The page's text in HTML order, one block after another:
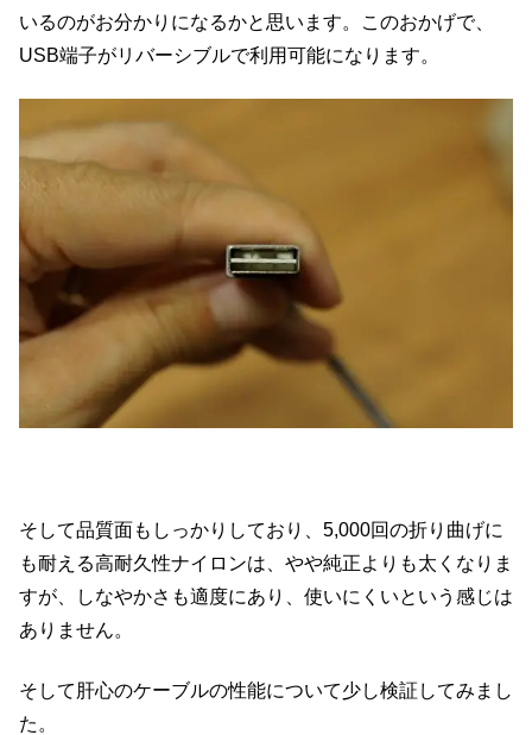
いるのがお分かりになるかと思います。このおかげで、
USB端子がリバーシブルで利用可能になります。
そして品質面もしっかりしており、5,000回の折り曲げに
も耐える高耐久性ナイロンは、やや純正よりも太くなりま
すが、しなやかさも適度にあり、使いにくいという感じは
ありません。
そして肝心のケーブルの性能について少し検証してみまし
た。